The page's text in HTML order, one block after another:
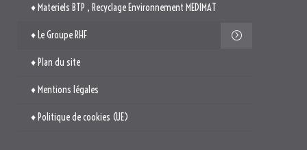
♦ Materiels BTP , Recyclage Environnement MEDIMAT
♦ Le Groupe RHF
♦ Plan du site
♦ Mentions légales
♦ Politique de cookies (UE)